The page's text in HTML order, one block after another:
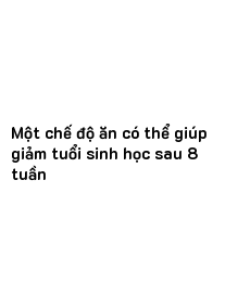
Một chế độ ăn có thể giúp
giảm tuổi sinh học sau 8
tuần